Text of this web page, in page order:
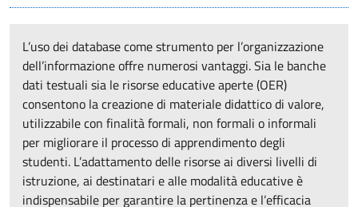
L’uso dei database come strumento per l’organizzazione
dell’informazione offre numerosi vantaggi. Sia le banche
dati testuali sia le risorse educative aperte (OER)
consentono la creazione di materiale didattico di valore,
utilizzabile con finalità formali, non formali o informali
per migliorare il processo di apprendimento degli
studenti. L’adattamento delle risorse ai diversi livelli di
istruzione, ai destinatari e alle modalità educative è
indispensabile per garantire la pertinenza e l’efficacia